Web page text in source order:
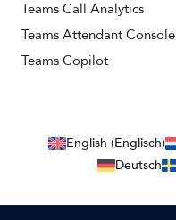
Teams Call Analytics
Teams Attendant Console
Teams Copilot
English (Englisch)
Deutsch